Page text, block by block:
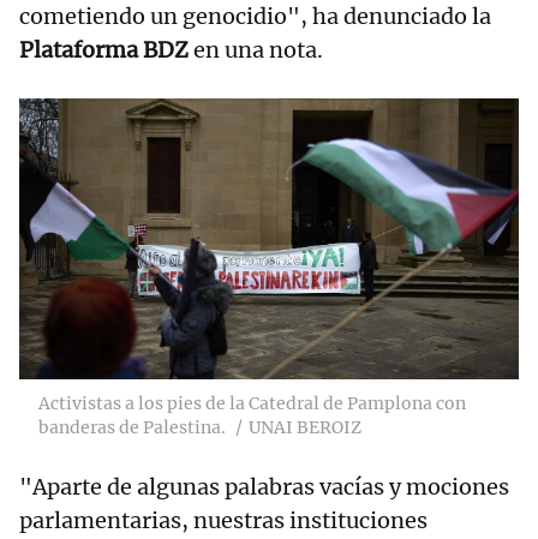
cometiendo un genocidio", ha denunciado la
Plataforma BDZen una nota.
Activistas a los pies de la Catedral de Pamplona con
banderas de Palestina.
UNAI BEROIZ
"Aparte de algunas palabras vacías y mociones
parlamentarias, nuestras instituciones